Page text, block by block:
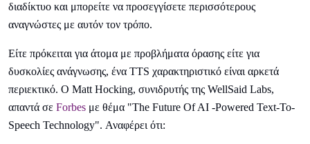
διαδίκτυο και μπορείτε να προσεγγίσετε περισσότερους
αναγνώστες με αυτόν τον τρόπο.
Είτε πρόκειται για άτομα με προβλήματα όρασης είτε για
δυσκολίες ανάγνωσης, ένα TTS χαρακτηριστικό είναι αρκετά
περιεκτικό. Ο Matt Hocking, συνιδρυτής της WellSaid Labs,
απαντά σε Forbes με θέμα "The Future Of AI -Powered Text-To-
Speech Technology". Αναφέρει ότι: